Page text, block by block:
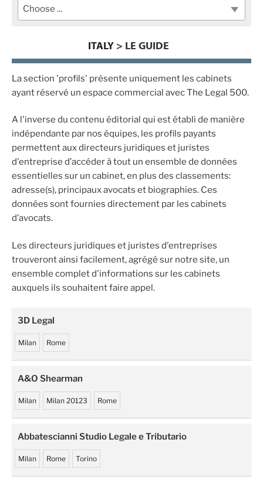
Choose ...
ITALY > LE GUIDE
La section 'profils' présente uniquement les cabinets
ayant réservé un espace commercial avec The Legal 500.
A l'inverse du contenu éditorial qui est établi de manière
indépendante par nos équipes, les profils payants
permettent aux directeurs juridiques et juristes
d'entreprise d’accéder à tout un ensemble de données
essentielles sur un cabinet, en plus des classements:
adresse(s), principaux avocats et biographies. Ces
données sont fournies directement par les cabinets
d’avocats.
Les directeurs juridiques et juristes d'entreprises
trouveront ainsi facilement, agrégé sur notre site, un
ensemble complet d'informations sur les cabinets
auxquels ils souhaitent faire appel.
3D Legal
Milan Rome
A&O Shearman
Milan Milan 20123 Rome
Abbatescianni Studio Legale e Tributario
Milan Rome Torino